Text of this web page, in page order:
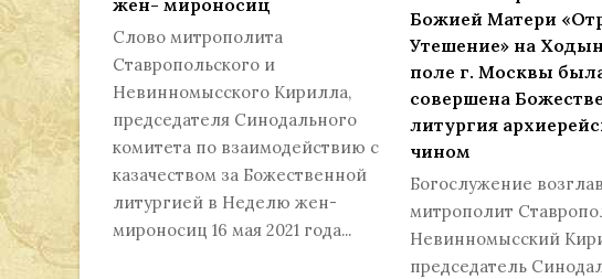
жен- мироносиц
Слово митрополита
Ставропольского и
Невинномысского Кирилла,
председателя Синодального
комитета по взаимодействию с
казачеством за Божественной
литургией в Неделю жен-
мироносиц 16 мая 2021 года...
Божией Матери
Утешение» на
поле г. Москвы
совершена
литургия
чином
Богослужение
митрополит
Невинномысский
председатель